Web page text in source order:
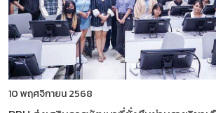
10 พฤศจิกายน 2568